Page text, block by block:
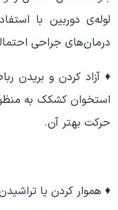
لوله‌ی دوربین با
درمان‌های جراحی
♦ آزاد کردن و بریدن
استخوان کشکک به
حرکت بهتر آن.
♦ هموار کردن یا